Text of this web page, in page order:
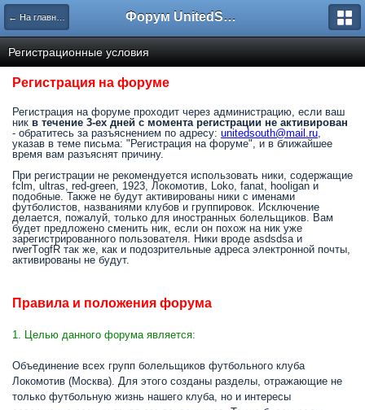
← На главную Форум UnitedSouth
Регистрационные условия
Регистрация на форуме
Регистрация на форуме проходит через администрацию, если ваш
ник в течение 3-ех дней с момента регистрации не активирован
- обратитесь за разъяснением по адресу: unitedsouth@mail.ru,
указав в теме письма: "Регистрация на форуме", и в ближайшее
время вам разъяснят причину.
При регистрации не рекомендуется использовать ники, содержащие
fclm, ultras, red-green, 1923, Локомотив, Loko, fanat, hooligan и
подобные. Также не будут активированы ники с именами
футболистов, названиями клубов и группировок. Исключение
делается, пожалуй, только для иностранных болельщиков. Вам
будет предложено сменить ник, если он похож на ник уже
зарегистрированного пользователя. Ники вроде asdsdsa и
rwerTоgfR так же, как и подозрительные адреса электронной почты,
активированы не будут.
Правила и положения форума
1. Целью данного форума является:
Объединение всех групп болельщиков футбольного клуба
Локомотив (Москва). Для этого созданы разделы, отражающие не
только футбольную жизнь нашего клуба, но и интересы